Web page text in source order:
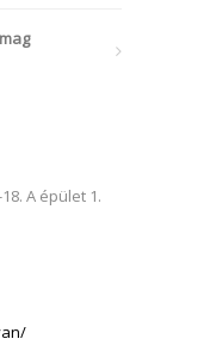
A épület 1.